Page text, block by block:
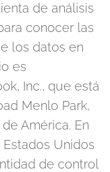
de análisis
conocer las
los datos en
es
Inc., que está
Menlo Park,
América. En
Unidos
de control